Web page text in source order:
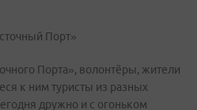
Порт»
Порта», волонтёры, жители
к ним туристы из разных
дружно и с огоньком